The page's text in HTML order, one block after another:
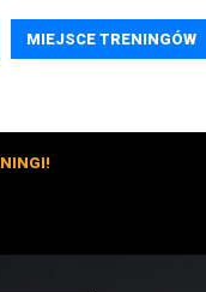
MIEJSCE TRENINGÓW